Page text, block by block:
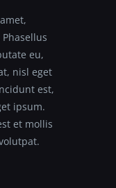
eu,
nisl eget
est,
ipsum.
et mollis